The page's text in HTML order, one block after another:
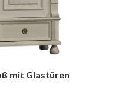
mit Glastüren